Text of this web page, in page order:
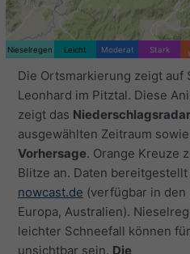
Nieselregen Leicht Moderat Stark
Die Ortsmarkierung zeigt auf
Leonhard im Pitztal. Diese
zeigt das Niederschlagsradar
ausgewählten Zeitraum
Vorhersage. Orange Kreuze
Blitze an. Daten
nowcast.de (verfügbar in den
Europa, Australien).
leichter Schneefall können
unsichtbar sein. Die